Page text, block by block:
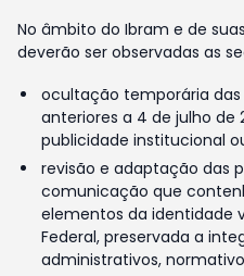
No âmbito do Ibram e de
deverão ser observadas as
ocultação temporária
anteriores a 4 de julho de
publicidade institucional
revisão e adaptação das
comunicação que
elementos da identidade
Federal, preservada a
administrativos,